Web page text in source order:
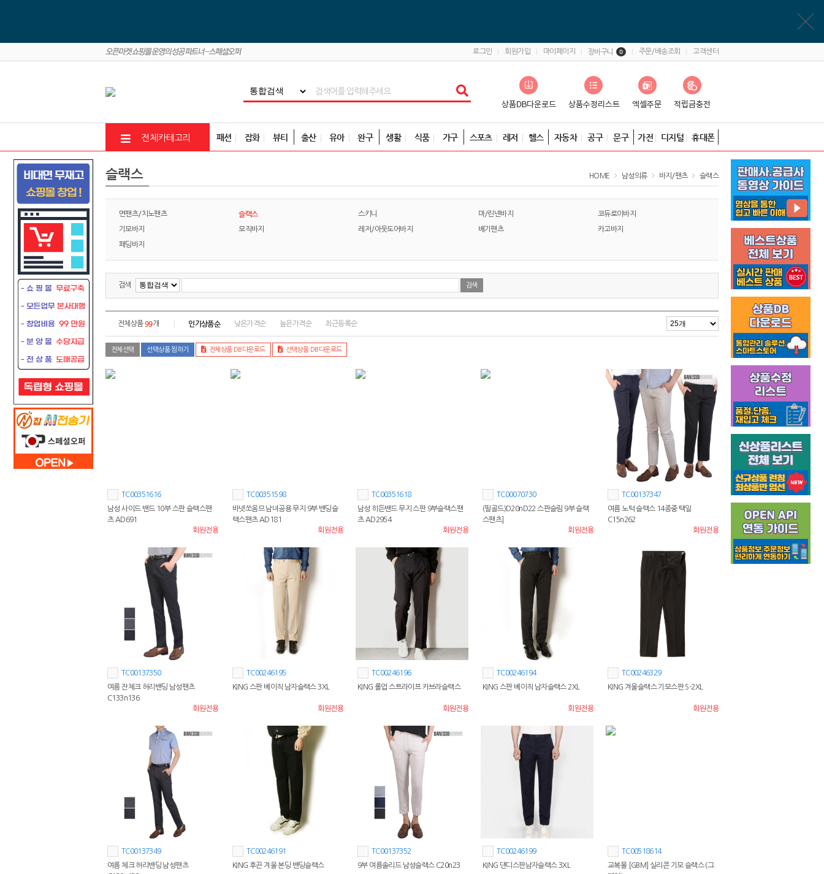
로그인 회원가입 마이페이지 장바구니 0 주문/배송조회 고객센터
전체카테고리 패션 잡화 뷰티 출산 유아 완구 생활 식품 가구 스포츠 레저 헬스 자동차 공구 문구 가전 디지털 휴대폰
슬랙스 HOME 남성의류 바지/팬츠 슬랙스
면팬츠/치노팬츠 슬랙스 스키니 마/린넨바지 코듀로이바지
기모바지 모직바지 레저/아웃도어바지 배기팬츠 카고바지
패딩바지
검색
전체상품99개 인기상품순 낮은가격순 높은가격순 최근등록순
전체선택 선택상품 찜하기 전체상품 DB다운로드 선택상품 DB다운로드
TC00351616
남성 사이드 밴드 10부 스판 슬랙스팬
츠 AD691
회원전용
TC00351598
바넷쏘옴므 남녀공용 무지 9부 밴딩슬
랙스팬츠 AD181
회원전용
TC00351618
남성 히든밴드 무지 스판 9부슬랙스팬
츠 AD2954
회원전용
TC00070730
(필골드)D20nD22 스판슬림 9부 슬랙
스팬츠]
회원전용
TC00137347
여름 노턱 슬랙스 14종중 택일
C15n262
회원전용
TC00137350
여름 잔체크 허리밴딩 남성팬츠
C133n136
회원전용
TC00246195
KING 스판 베이직 남자슬랙스 3XL
회원전용
TC00246196
KING 롤업 스트라이프 카브라슬랙스
회원전용
TC00246194
KING 스판 베이직 남자슬랙스 2XL
회원전용
TC00246329
KING 겨울슬랙스 기모스판 S-2XL
회원전용
TC00137349
여름 체크 허리밴딩 남성팬츠
TC00246191
KING 후끈 겨울 본딩 밴딩슬랙스
TC00137352
9부 여름솔리드 남성슬랙스 C20n23
TC00246199
KING 댄디스판남자슬랙스 3XL
TC00518614
교복몰 [GBM] 실리콘 기모 슬랙스 (그